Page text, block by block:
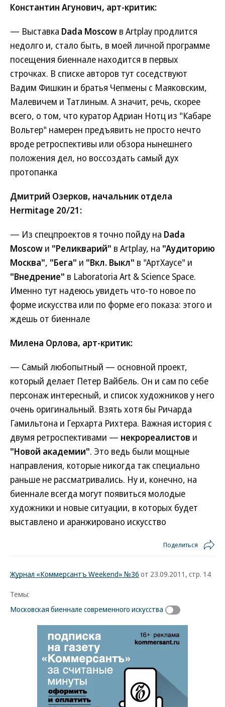
Константин Агунович, арт-критик:
— Выставка Dada Moscow в Artplay продлится
недолго и, стало быть, в моей личной программе
посещения биеннале находится в первых
строчках. В списке авторов тут соседствуют
Вадим Фишкин и братья Чепмены с Маяковским,
Малевичем и Татлиным. А значит, речь, скорее
всего, о том, что куратор Адриан Нотц из "Кабаре
Вольтер" намерен предъявить не просто нечто
вроде ретроспективы или обзора нынешнего
положения дел, но воссоздать самый дух
протопанка
Дмитрий Озерков, начальник отдела
Hermitage 20/21:
— Из спецпроектов я точно пойду на Dada
Moscow и "Реликварий" в Artplay, на "Аудиторию
Москва", "Бега" и "Вкл. Выкл" в "АртХаусе" и
"Внедрение" в Laboratoria Art & Science Space.
Именно тут надеюсь увидеть что-то новое по
форме искусства или по форме его показа: этого и
ждешь от биеннале
Милена Орлова, арт-критик:
— Самый любопытный — основной проект,
который делает Петер Вайбель. Он и сам по себе
персонаж интересный, и список художников у него
очень оригинальный. Взять хотя бы Ричарда
Гамильтона и Герхарта Рихтера. Важная история с
двумя ретроспективами — некрореалистов и
"Новой академии". Это ведь были мощные
направления, которые никогда так специально
раньше не рассматривались. Ну и, конечно, на
биеннале всегда могут появиться молодые
художники и новые ситуации, в которых будет
выставлено и аранжировано искусство
Поделиться
Журнал «Коммерсантъ Weekend» №36 от 23.09.2011, стр. 14
Темы:
Московская биеннале современного искусства